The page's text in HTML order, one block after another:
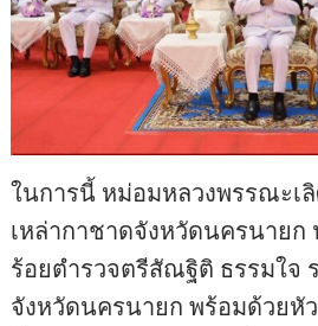
ในการนี้ หม่อมหลวงพรรณะเ
เหล่ากาชาดจังหวัดนครนาย
ร้อยตำรวจตรีสัณฐิติ ธรรมใจ
จังหวัดนครนายก พร้อมด้วยหั